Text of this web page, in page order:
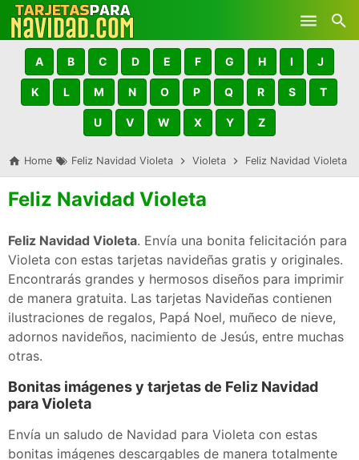
Skip to main content
A B C D E F G H I J
K L M N O P Q R S T
U V W X Y Z
Home Feliz Navidad Violeta Violeta Feliz Navidad Violeta
Feliz Navidad Violeta
Feliz Navidad Violeta. Envía una bonita felicitación para
Violeta con estas tarjetas navideñas gratis y originales.
Encontrarás grandes y hermosos diseños para imprimir
de manera gratuita. Las tarjetas Navideñas contienen
ilustraciones de regalos, Papá Noel, muñeco de nieve,
adornos navideños, nacimiento de Jesús, entre muchas
otras.
Bonitas imágenes y tarjetas de Feliz Navidad
para Violeta
Envía un saludo de Navidad para Violeta con estas
bonitas imágenes descargables de manera totalmente